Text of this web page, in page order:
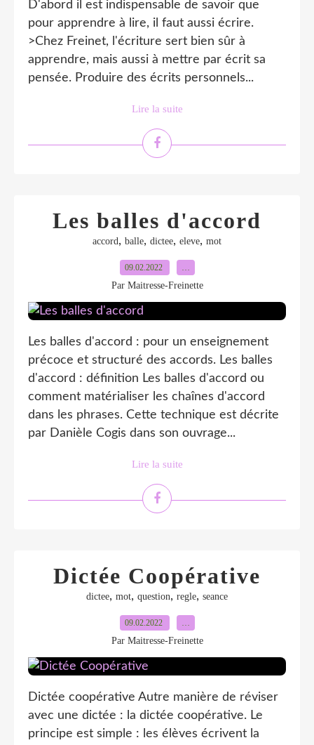
D'abord il est indispensable de savoir que
pour apprendre à lire, il faut aussi écrire.
>Chez Freinet, l'écriture sert bien sûr à
apprendre, mais aussi à mettre par écrit sa
pensée. Produire des écrits personnels...
Lire la suite
Les balles d'accord
accord, balle, dictee, eleve, mot
09.02.2022 …
Par Maitresse-Freinette
Les balles d'accord : pour un enseignement
précoce et structuré des accords. Les balles
d'accord : définition Les balles d'accord ou
comment matérialiser les chaînes d'accord
dans les phrases. Cette technique est décrite
par Danièle Cogis dans son ouvrage...
Lire la suite
Dictée Coopérative
dictee, mot, question, regle, seance
09.02.2022 …
Par Maitresse-Freinette
Dictée coopérative Autre manière de réviser
avec une dictée : la dictée coopérative. Le
principe est simple : les élèves écrivent la